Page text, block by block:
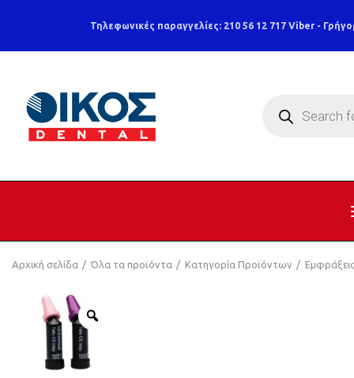
Τηλεφωνικές παραγγελίες: 210 56 12 717 Viber -
search
Αρχική σελίδα Όλα τα προϊόντα Κατηγορία Προϊόντων Εμφράξεις